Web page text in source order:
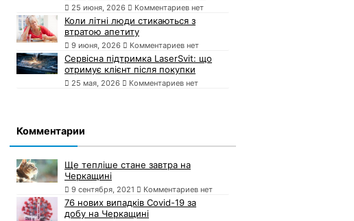
25 июня, 2026 Комментариев нет
Коли літні люди стикаються з
втратою апетиту
9 июня, 2026 Комментариев нет
Сервісна підтримка LaserSvit: що
отримує клієнт після покупки
25 мая, 2026 Комментариев нет
Комментарии
Ще тепліше стане завтра на
Черкащині
9 сентября, 2021 Комментариев нет
76 нових випадків Covid-19 за
добу на Черкащині